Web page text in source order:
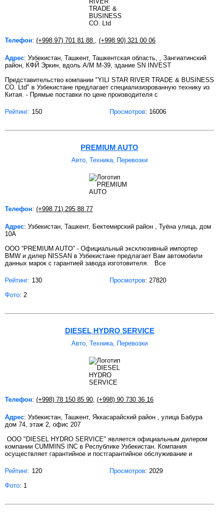
Телефон: (+998 97) 701 81 88 , (+998 90) 321 00 06
Адрес: Узбекистан, Ташкент, Ташкентская область, , Зангиатинский
район, КФЙ Эркин, вдоль А/М М-39, здание SN INVEST
Представительство компании "YILI STAR RIVER TRADE & BUSINESS
CO. Ltd" в Узбекистане предлагает специализизрованную технику из
Китая. - Прямые поставки по цене производителя с
Рейтинг: 150 Просмотров: 16006
PREMIUM AUTO
Авто, Техника, Перевозки
Телефон: (+998 71) 295 88 77
Адрес: Узбекистан, Ташкент, Бектемирский район , Туёна улица, дом
10А
OOO “PREMIUM AUTO” - Официальный эксклюзивный импортер
BMW и дилер NISSAN в Узбекистане предлагает Вам автомобили
данных марок с гарантией завода изготовителя. Все
Рейтинг: 130 Просмотров: 27820
Фото: 2
DIESEL HYDRO SERVICE
Авто, Техника, Перевозки
Телефон: (+998) 78 150 85 90, (+998) 90 730 36 16
Адрес: Узбекистан, Ташкент, Яккасарайский район , улица Бабура
дом 74, этаж 2, офис 207
ООО "DIESEL HYDRO SERVICE" является официальным дилером
компании CUMMINS INC в Республике Узбекистан. Компания
осуществляет гарантийное и постгарантийное обслуживание и
Рейтинг: 120 Просмотров: 2029
Фото: 1